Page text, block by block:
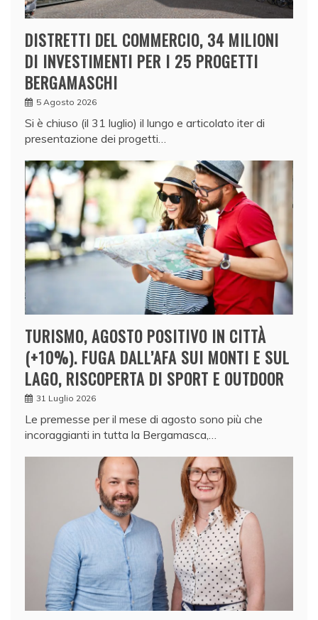
DISTRETTI DEL COMMERCIO, 34 MILIONI
DI INVESTIMENTI PER I 25 PROGETTI
BERGAMASCHI
5 Agosto 2026
Si è chiuso (il 31 luglio) il lungo e articolato iter di
presentazione dei progetti…
TURISMO, AGOSTO POSITIVO IN CITTÀ
(+10%). FUGA DALL’AFA SUI MONTI E SUL
LAGO, RISCOPERTA DI SPORT E OUTDOOR
31 Luglio 2026
Le premesse per il mese di agosto sono più che
incoraggianti in tutta la Bergamasca,…